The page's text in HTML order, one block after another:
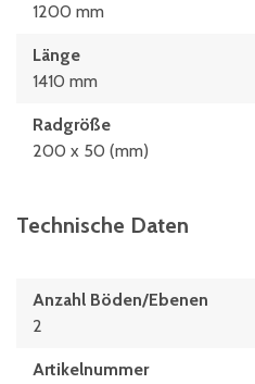
1200 mm
Länge
1410 mm
Radgröße
200 x 50 (mm)
Technische Daten
Anzahl Böden/Ebenen
2
Artikelnummer